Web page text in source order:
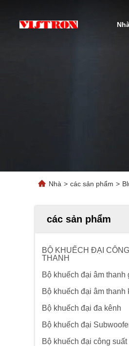
Nhà > các sản phẩm >
các sản phẩm
BỘ KHUẾCH ĐẠI
THANH
Bộ khuếch đại âm thanh
Bộ khuếch đại âm thanh
Bộ khuếch đại đa kênh
Bộ khuếch đại
Bộ khuếch đại công suất